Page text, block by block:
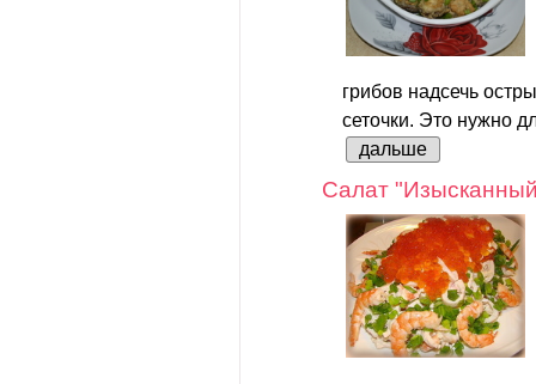
грибов надсечь
сеточки. Это нужно
дальше
Салат